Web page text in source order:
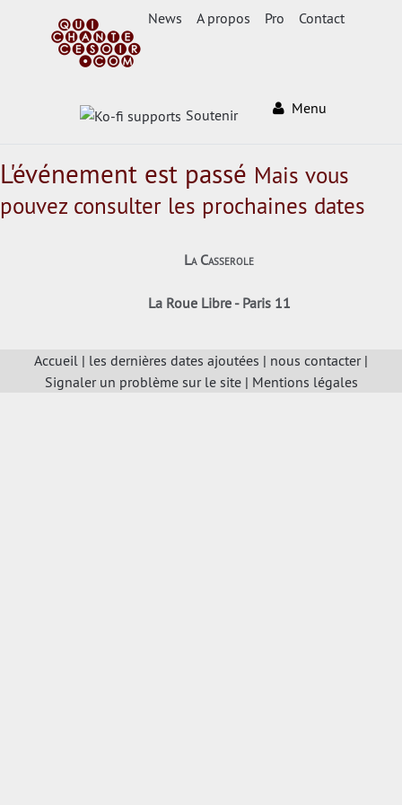
News A propos Pro Contact
Soutenir Menu
L'événement est passé Mais vous
pouvez consulter les prochaines dates
La Casserole
La Roue Libre - Paris 11
Accueil | les dernières dates ajoutées | nous contacter|
Signaler un problème sur le site| Mentions légales